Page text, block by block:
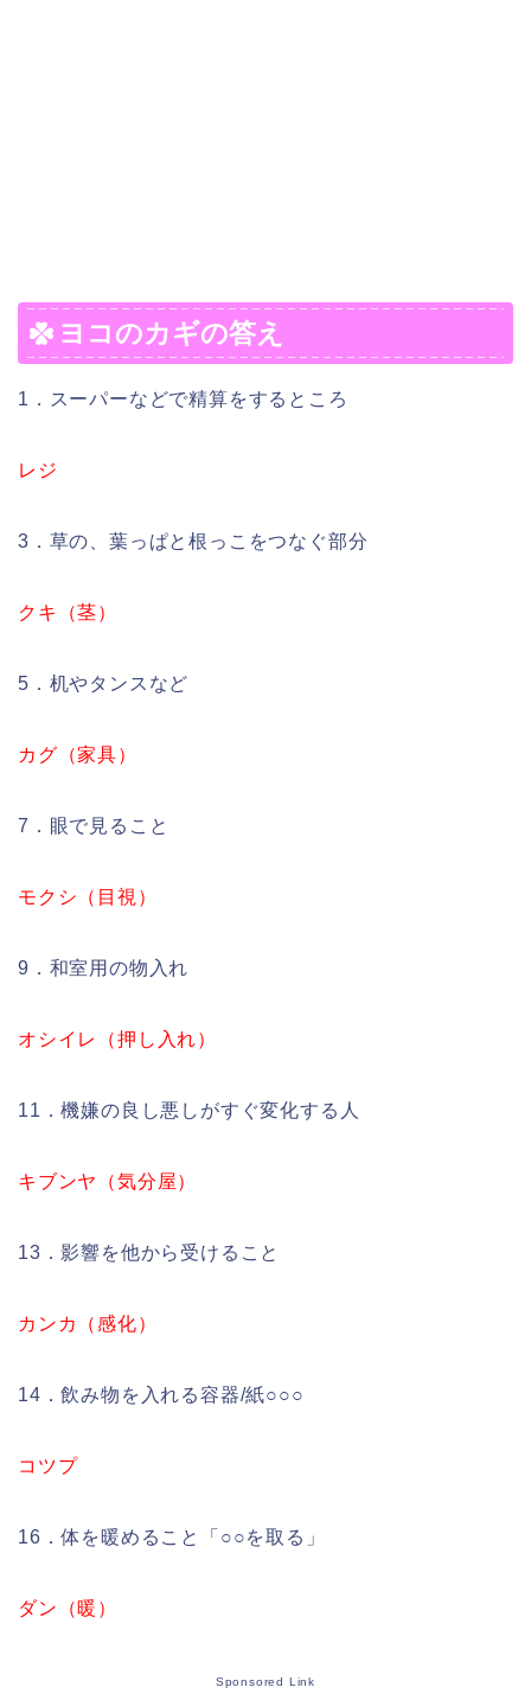
ヨコのカギの答え
1．スーパーなどで精算をするところ
レジ
3．草の、葉っぱと根っこをつなぐ部分
クキ（茎）
5．机やタンスなど
カグ（家具）
7．眼で見ること
モクシ（目視）
9．和室用の物入れ
オシイレ（押し入れ）
11．機嫌の良し悪しがすぐ変化する人
キブンヤ（気分屋）
13．影響を他から受けること
カンカ（感化）
14．飲み物を入れる容器/紙○○○
コツプ
16．体を暖めること「○○を取る」
ダン（暖）
Sponsored Link